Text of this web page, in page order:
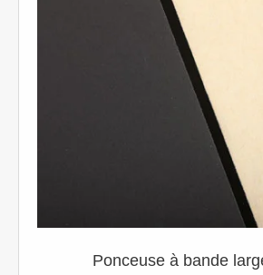
Ponceuse à bande